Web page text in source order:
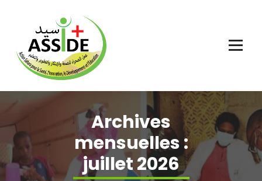
contenu
Archives
mensuelles :
juillet 2026